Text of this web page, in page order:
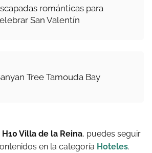
románticas para
San Valentín
Tree Tamouda Bay
H10 Villa de la Reina, puedes seguir
en la categoría Hoteles.